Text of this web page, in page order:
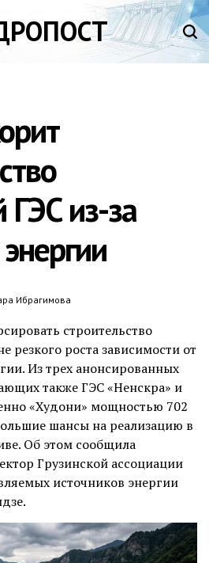
ГЭС из-за
Ибрагимова
строительство
резкого роста зависимости от
Из трех анонсированных
также ГЭС «Ненскра» и
«Худони» мощностью 702
шансы на реализацию в
Об этом сообщила
Грузинской ассоциации
источников энергии